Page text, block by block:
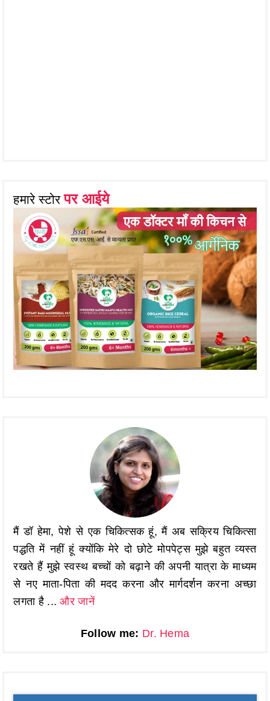
हमारे स्टोरपर आईये
मैं डॉ हेमा, पेशे से एक चिकित्सक हूं, मैं अब सक्रिय चिकित्सा
पद्धति में नहीं हूं क्योंकि मेरे दो छोटे मोपपेट्स मुझे बहुत व्यस्त
रखते हैं मुझे स्वस्थ बच्चों को बढ़ाने की अपनी यात्रा के माध्यम
से नए माता-पिता की मदद करना और मार्गदर्शन करना अच्छा
लगता है ...और जानें
Follow me: Dr. Hema